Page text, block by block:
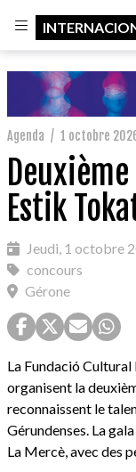
Agenda / 1 octobre
Estik
Jeudi, 1 octobre
concours
Gérone
La Fundació
organisent la
reconnaissent le
Gérundenses. La
La Mercè, avec des